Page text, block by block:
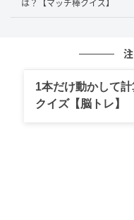
そして、マッチ棒を
すると…
は？【マッチ棒クイズ】
1本だけ動かして
クイズ【脳トレ】